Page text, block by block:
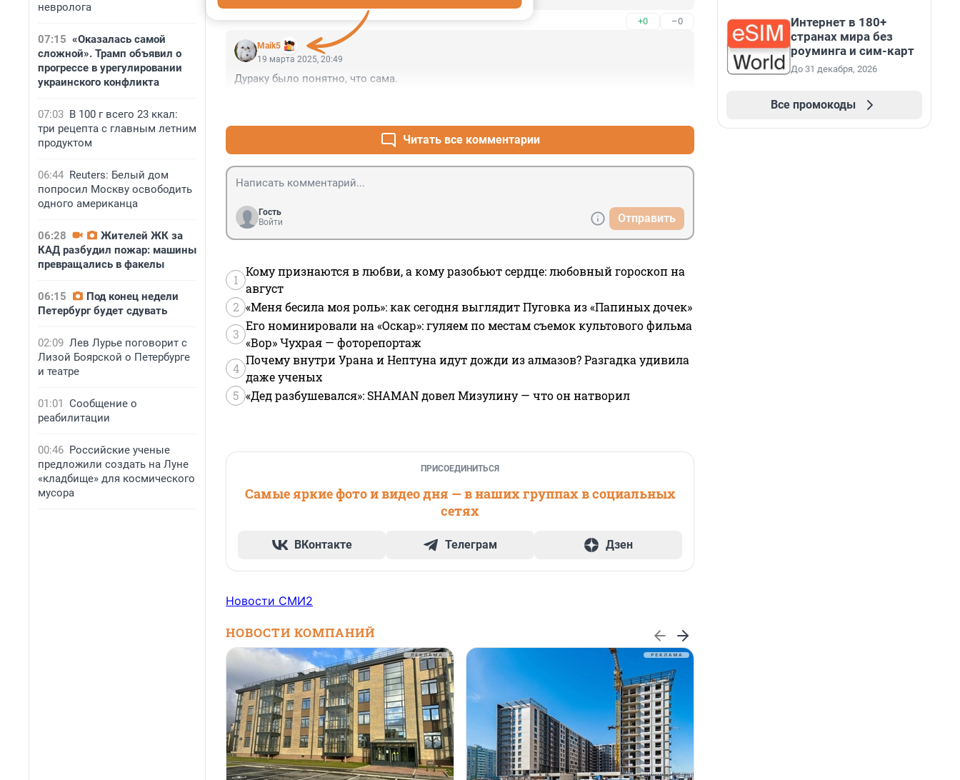
невролога
07:15 «Оказалась самой
сложной». Трамп объявил о
прогрессе в урегулировании
украинского конфликта
07:03 В 100 г всего 23 ккал:
три рецепта с главным летним
продуктом
06:44 Reuters: Белый дом
попросил Москву освободить
одного американца
06:28
Жителей ЖК за
КАД разбудил пожар: машины
превращались в факелы
06:15
Под конец недели
Петербург будет сдувать
02:09 Лев Лурье поговорит с
Лизой Боярской о Петербурге
и театре
01:01 Сообщение о
реабилитации
00:46 Российские ученые
предложили создать на Луне
«кладбище» для космического
мусора
+0 –0
Maik5
19 марта 2025, 20:49
Дураку было понятно, что сама.
Читать все комментарии
Гость
Войти
Отправить
1
Кому признаются в любви, а кому разобьют сердце: любовный гороскоп на
август
2 «Меня бесила моя роль»: как сегодня выглядит Пуговка из «Папиных дочек»
3
Его номинировали на «Оскар»: гуляем по местам съемок культового фильма
«Вор» Чухрая — фоторепортаж
4
Почему внутри Урана и Нептуна идут дожди из алмазов? Разгадка удивила
даже ученых
5 «Дед разбушевался»: SHAMAN довел Мизулину — что он натворил
ПРИСОЕДИНИТЬСЯ
Самые яркие фото и видео дня — в наших группах в социальных
сетях
ВКонтакте Телеграм Дзен
Новости СМИ2
НОВОСТИ КОМПАНИЙ
Интернет в 180+
странах мира без
роуминга и сим-карт
До 31 декабря, 2026
Все промокоды